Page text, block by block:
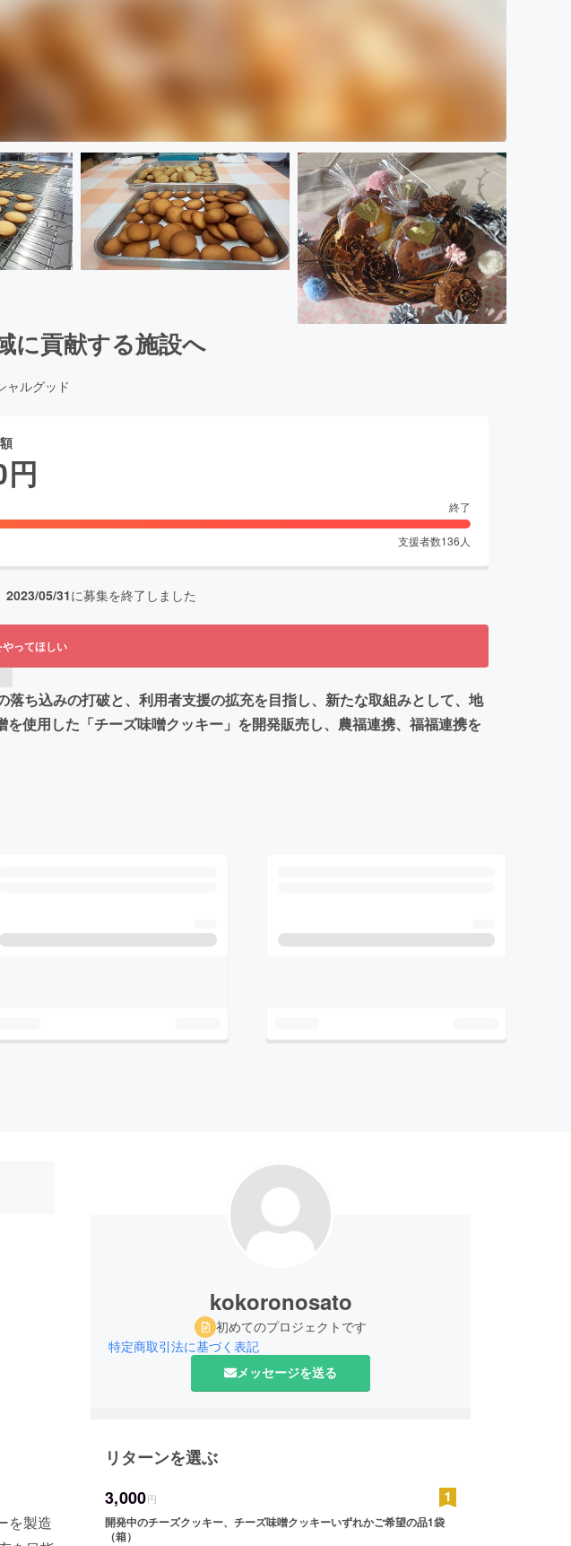
に貢献する施設へ
ャルグッド
円
終了
支援者数136 人
2023/05/31に募集を終了しました
ってほしい
ち込みの打破と、利用者支援の拡充を目指し、新たな取組みとして、地
使用した「チーズ味噌クッキー」を開発販売し、農福連携、福福連携を
を製造
kokoronosato
初めてのプロジェクトです
特定商取引法に基づく表記
メッセージを送る
リターンを選ぶ
3,000円
開発中のチーズクッキー、チーズ味噌クッキーいずれかご希望の品1袋
（箱）